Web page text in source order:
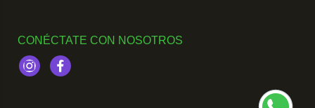
CONÉCTATE CON NOSOTROS
InstagramFacebook